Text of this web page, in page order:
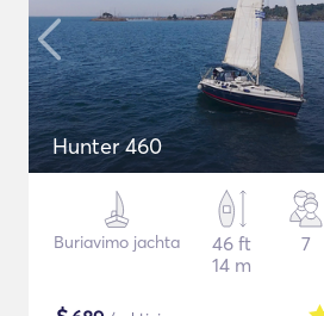
Hunter 460
Buriavimo jachta
46 ft
14 m
7